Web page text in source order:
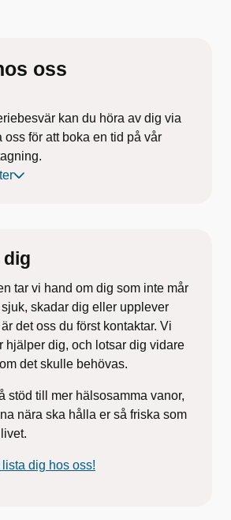
oss
kan du höra av dig via
oss för att boka en tid på vår
hälsorum för att ta blodtrycket,
vikt.
in tider. Alla besök hos läkare,
labb och
måste tidsbokas.
dig
tar vi hand om dig som inte mår
skadar dig eller upplever
det oss du först kontaktar. Vi
hjälper dig, och lotsar dig vidare
detskulle behövas.
stöd till mer hälsosamma vanor,
nära ska hålla er så friska som
dig hos oss!